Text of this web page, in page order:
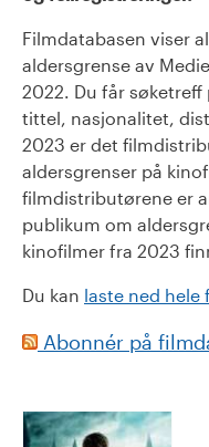
Filmdatabasen viser
aldersgrense av
2022. Du får
tittel, nasjonalitet,
2023 er det
aldersgrenser på
filmdistributørene er
publikum om
kinofilmer fra 2023
Du kan laste ned hele
Abonnér på